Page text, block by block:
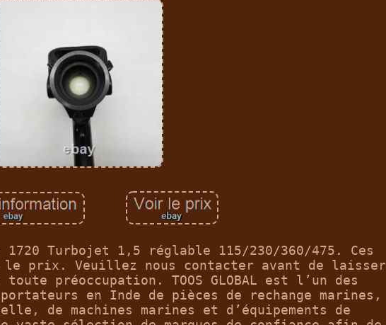
1720 Turbojet 1,5 réglable 115/230/360/475. Ces
prix. Veuillez nous contacter avant de laisser
préoccupation. TOOS GLOBAL est l’un des
en Inde de pièces de rechange marines,
de machines marines et d’équipements de